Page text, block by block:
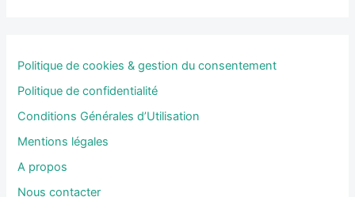
Politique de cookies & gestion du consentement
Politique de confidentialité
Conditions Générales d’Utilisation
Mentions légales
A propos
Nous contacter